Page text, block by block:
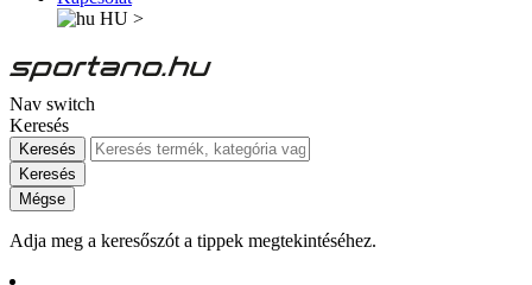
HU >
Nav switch
Keresés
Keresés
Keresés
Mégse
Adja meg a keresőszót a tippek megtekintéséhez.